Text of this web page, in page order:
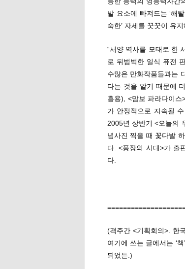
발 요소에 빠져드는 ‘해
숙한’ 자세를 꿋꿋이 유
“서양 역사를 모태로 한
로 뒤범벅한 일식 퓨전
수많은 만화작품들과는
다는 것을 알기 때문에
흥용), <맘보 파라다이
가 안정적으로 지속될
2005년 상반기 <오늘의
념사진 찍을 때 꽃다발
다. <풍장의 시대>가 출
다.
(격주간 <기획회의>. 한
여기에 쓰는 글에서는 ‘
되었든.)